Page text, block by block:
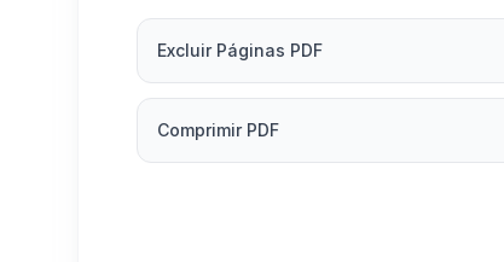
Excluir Páginas PDF
Comprimir PDF